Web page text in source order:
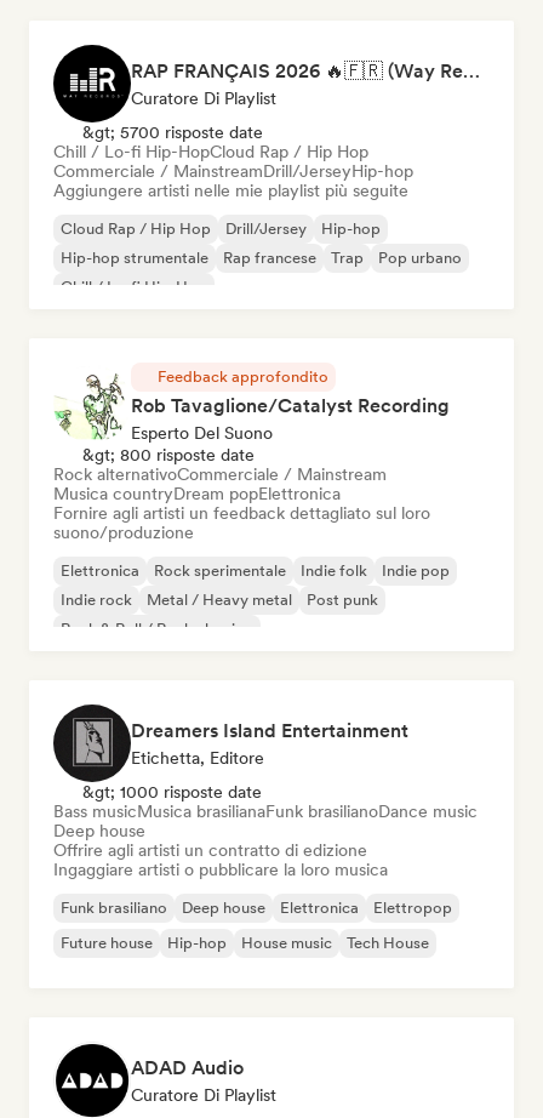
RAP FRANÇAIS 2026 🔥🇫🇷 (Way Records)
Curatore Di Playlist
&gt; 5700 risposte date
Chill / Lo-fi Hip-HopCloud Rap / Hip Hop
Commerciale / MainstreamDrill/JerseyHip-hop
Aggiungere artisti nelle mie playlist più seguite
Cloud Rap / Hip Hop Drill/Jersey
Hip-hop
Hip-hop strumentale
Rap francese Trap
Pop urbano
Chill / Lo-fi Hip-Hop
Feedback approfondito
Rob Tavaglione/Catalyst Recording
Esperto Del Suono
&gt; 800 risposte date
Rock alternativoCommerciale / Mainstream
Musica countryDream popElettronica
Fornire agli artisti un feedback dettagliato sul loro
suono/produzione
Elettronica Rock sperimentale Indie folk
Indie pop
Indie rock
Metal / Heavy metal
Post punk
Rock & Roll / Rock classico
Dreamers Island Entertainment
Etichetta, Editore
&gt; 1000 risposte date
Bass musicMusica brasilianaFunk brasilianoDance music
Deep house
Offrire agli artisti un contratto di edizione
Ingaggiare artisti o pubblicare la loro musica
Funk brasiliano Deep house Elettronica
Elettropop
Future house
Hip-hop House music Tech House
ADAD Audio
Curatore Di Playlist